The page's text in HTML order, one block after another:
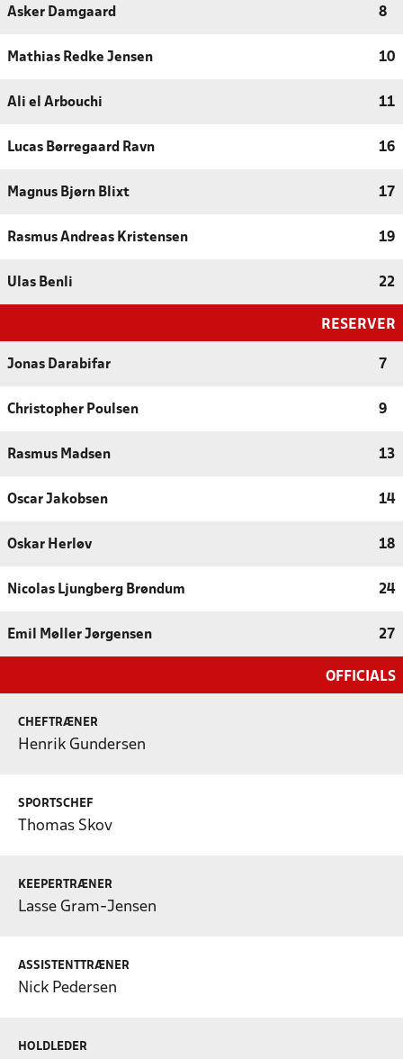
Asker Damgaard 8
Mathias Redke Jensen 10
Ali el Arbouchi 11
Lucas Børregaard Ravn 16
Magnus Bjørn Blixt 17
Rasmus Andreas Kristensen 19
Ulas Benli 22
RESERVER
Jonas Darabifar 7
Christopher Poulsen 9
Rasmus Madsen 13
Oscar Jakobsen 14
Oskar Herløv 18
Nicolas Ljungberg Brøndum 24
Emil Møller Jørgensen 27
OFFICIALS
CHEFTRÆNER
Henrik Gundersen
SPORTSCHEF
Thomas Skov
KEEPERTRÆNER
Lasse Gram-Jensen
ASSISTENTTRÆNER
Nick Pedersen
HOLDLEDER